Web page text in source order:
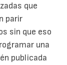
que
parir
sin que eso
una
publicada